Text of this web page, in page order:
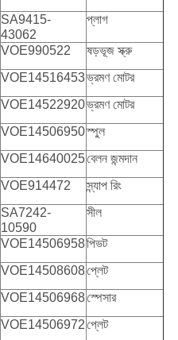
SA9415-
43062
প্লাগ
VOE990522
ষড়ভূজ স্ক্রু
VOE14516453ভ্রমণ মোটর
VOE14522920ভ্রমণ মোটর
VOE14506950স্পুল
VOE14640025বেলন জন্মদান
VOE914472
স্ন্যাপ রিং
SA7242-
10590
সীল
VOE14506958পিভট
VOE14508608প্লেট
VOE14506968স্পেসার
VOE14506972প্লেট